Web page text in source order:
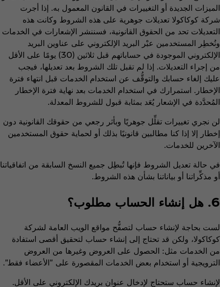
الميزات الجديدة أو التغييرات في القانون المعمول به. إذا أجرت
شركة كوكاكولا تعديلات جوهرية على هذه الشروط وكانت هذه
التعديلات تحد من الحقوق القانونية، فسننشر الإشعارات في الخدمات
ونُخطِر المستخدمين عبْر البريد الإلكتروني على عناوين البريد
الإلكتروني الموجودة في حساباتهم قبل ثلاثين (30) يومًا على الأقل
من إجراء التعديلات. إذا لم تقبل تلك الشروط بعد تعديلها، فيجب
عليك إلغاء حسابك والتوقُّف عن استخدام الخدمات قبل انتهاء فترة
الإخطار. استمرارك في استخدام الخدمات بعد نهاية فترة الإخطار
المُحدَّدة في الإشعار يُعَد بمثابة قبول للشروط المعدلة.
لن نجري تغييرات تقلِّل جوهريًا وبأثر رجعي من حقوقك القانونية دون
إخطار إلا إذا كنا مطالبين قانونيًا بذلك أو لحماية حقوق المستخدمين
الآخرين للخدمات.
في حالة تعديل الشروط فإنها تُبطِل جميع النسخ السابقة من اتفاقياتنا
أو مذكِّراتنا أو بياناتنا بشأن هذه الشروط.
6. هل إنشاء الحساب مطلوب؟
لست بحاجة لإنشاء حساب لتصفُّح مواقع الويب العامة لشركة
كوكاكولا، ولكن قد تحتاج إلى إنشاء حساب لتحقيق أقصى استفادة
من الخدمات مثل: الحصول على العروض وغيرها من العروض
الترويجية أو استخدام بعض الخدمات المقصورة على "الأعضاء فقط".
لإنشاء حساب ستحتاج لإدخال عنوان بريدك الإلكتروني على الأقل.